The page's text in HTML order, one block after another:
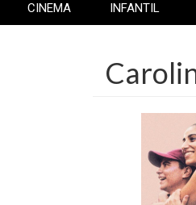
CINEMA
INFANTIL